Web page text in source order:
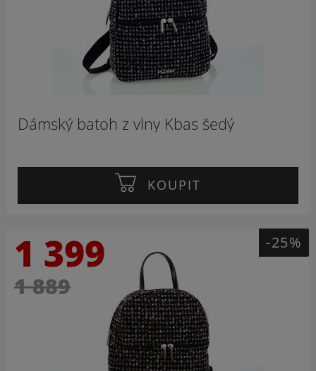
Dámský batoh z vlny Kbas šedý
KOUPIT
1 399
1 889
-25%